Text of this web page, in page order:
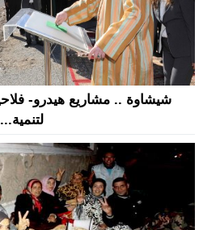
شيشاوة .. مشاريع هيدرو-
لتنمية...